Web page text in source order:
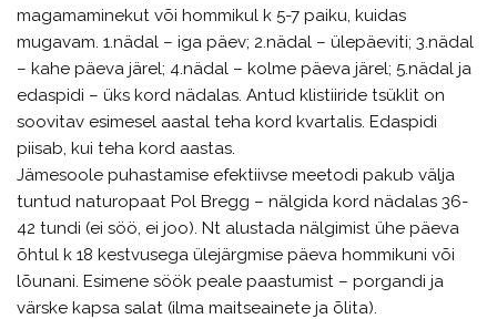
magamaminekut või hommikul k 5-7 paiku, kuidas
mugavam. 1.nädal – iga päev; 2.nädal – ülepäeviti; 3.nädal
– kahe päeva järel; 4.nädal – kolme päeva järel; 5.nädal ja
edaspidi – üks kord nädalas. Antud klistiiride tsüklit on
soovitav esimesel aastal teha kord kvartalis. Edaspidi
piisab, kui teha kord aastas.
Jämesoole puhastamise efektiivse meetodi pakub välja
tuntud naturopaat Pol Bregg – nälgida kord nädalas 36-
42 tundi (ei söö, ei joo). Nt alustada nälgimist ühe päeva
õhtul k 18 kestvusega ülejärgmise päeva hommikuni või
lõunani. Esimene söök peale paastumist – porgandi ja
värske kapsa salat (ilma maitseainete ja õlita).